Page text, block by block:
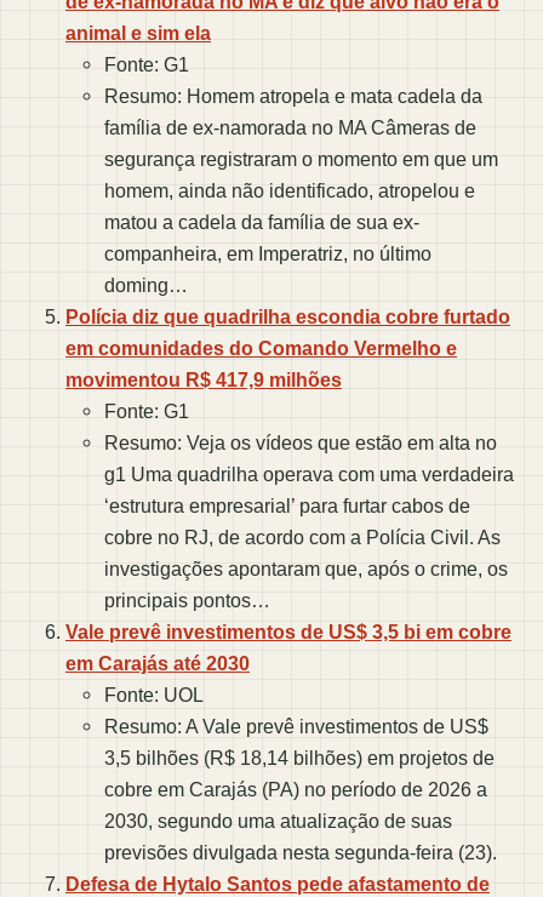
animal e sim ela
Fonte: G1
Resumo: Homem atropela e mata cadela da
família de ex-namorada no MA Câmeras de
segurança registraram o momento em que um
homem, ainda não identificado, atropelou e
matou a cadela da família de sua ex-
companheira, em Imperatriz, no último
doming…
Polícia diz que quadrilha escondia cobre furtado
em comunidades do Comando Vermelho e
movimentou R$ 417,9 milhões
Fonte: G1
Resumo: Veja os vídeos que estão em alta no
g1 Uma quadrilha operava com uma verdadeira
‘estrutura empresarial’ para furtar cabos de
cobre no RJ, de acordo com a Polícia Civil. As
investigações apontaram que, após o crime, os
principais pontos…
Vale prevê investimentos de US$ 3,5 bi em cobre
em Carajás até 2030
Fonte: UOL
Resumo: A Vale prevê investimentos de US$
3,5 bilhões (R$ 18,14 bilhões) em projetos de
cobre em Carajás (PA) no período de 2026 a
2030, segundo uma atualização de suas
previsões divulgada nesta segunda-feira (23).
Defesa de Hytalo Santos pede afastamento de